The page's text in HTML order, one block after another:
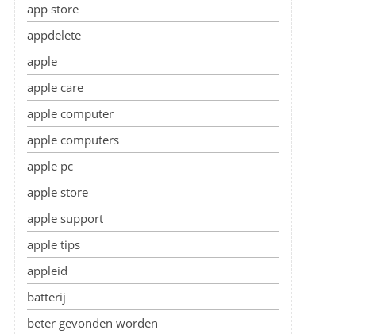
app store
appdelete
apple
apple care
apple computer
apple computers
apple pc
apple store
apple support
apple tips
appleid
batterij
beter gevonden worden